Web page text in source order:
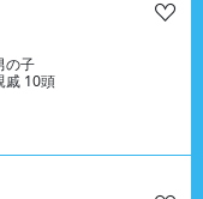
の子
戚 10頭